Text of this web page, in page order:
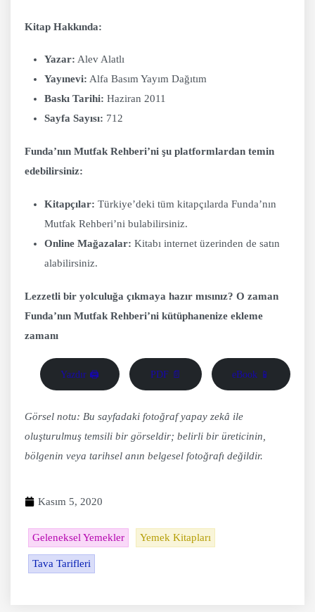
Kitap Hakkında:
Yazar: Alev Alatlı
Yayınevi: Alfa Basım Yayım Dağıtım
Baskı Tarihi: Haziran 2011
Sayfa Sayısı: 712
Funda’nın Mutfak Rehberi’ni şu platformlardan temin
edebilirsiniz:
Kitapçılar: Türkiye’deki tüm kitapçılarda Funda’nın
Mutfak Rehberi’ni bulabilirsiniz.
Online Mağazalar: Kitabı internet üzerinden de satın
alabilirsiniz.
Lezzetli bir yolculuğa çıkmaya hazır mısınız? O zaman
Funda’nın Mutfak Rehberi’ni kütüphanenize ekleme
zamanı
Yazdır 🖨 PDF 📄 eBook 📱
Görsel notu: Bu sayfadaki fotoğraf yapay zekâ ile
oluşturulmuş temsili bir görseldir; belirli bir üreticinin,
bölgenin veya tarihsel anın belgesel fotoğrafı değildir.
Kasım 5, 2020
Geleneksel Yemekler Yemek Kitapları
Tava Tarifleri